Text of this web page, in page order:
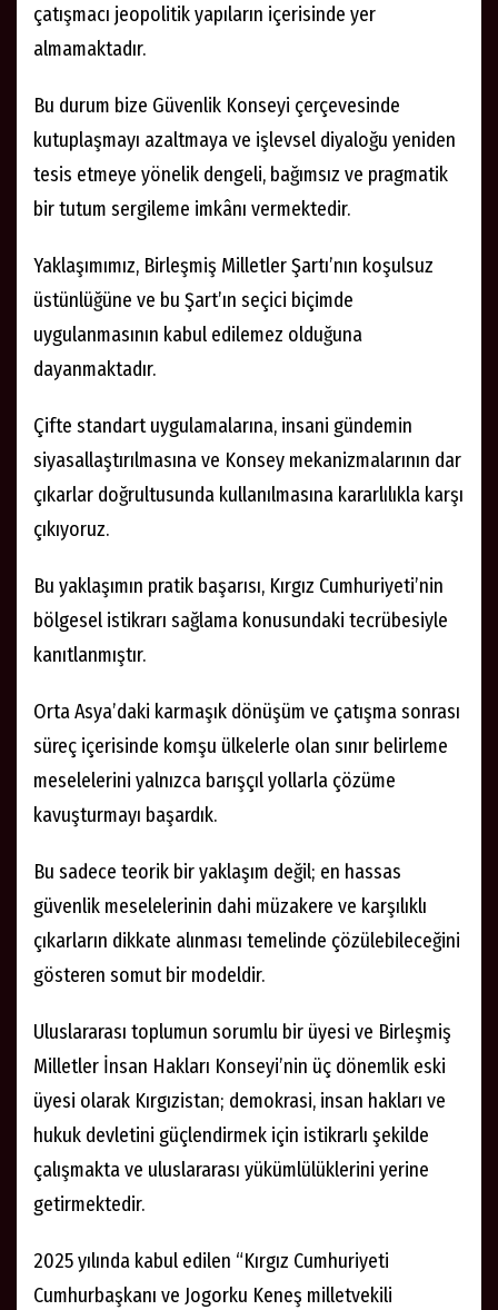
çatışmacı jeopolitik yapıların içerisinde yer
almamaktadır.
Bu durum bize Güvenlik Konseyi çerçevesinde
kutuplaşmayı azaltmaya ve işlevsel diyaloğu yeniden
tesis etmeye yönelik dengeli, bağımsız ve pragmatik
bir tutum sergileme imkânı vermektedir.
Yaklaşımımız, Birleşmiş Milletler Şartı’nın koşulsuz
üstünlüğüne ve bu Şart’ın seçici biçimde
uygulanmasının kabul edilemez olduğuna
dayanmaktadır.
Çifte standart uygulamalarına, insani gündemin
siyasallaştırılmasına ve Konsey mekanizmalarının dar
çıkarlar doğrultusunda kullanılmasına kararlılıkla karşı
çıkıyoruz.
Bu yaklaşımın pratik başarısı, Kırgız Cumhuriyeti’nin
bölgesel istikrarı sağlama konusundaki tecrübesiyle
kanıtlanmıştır.
Orta Asya’daki karmaşık dönüşüm ve çatışma sonrası
süreç içerisinde komşu ülkelerle olan sınır belirleme
meselelerini yalnızca barışçıl yollarla çözüme
kavuşturmayı başardık.
Bu sadece teorik bir yaklaşım değil; en hassas
güvenlik meselelerinin dahi müzakere ve karşılıklı
çıkarların dikkate alınması temelinde çözülebileceğini
gösteren somut bir modeldir.
Uluslararası toplumun sorumlu bir üyesi ve Birleşmiş
Milletler İnsan Hakları Konseyi’nin üç dönemlik eski
üyesi olarak Kırgızistan; demokrasi, insan hakları ve
hukuk devletini güçlendirmek için istikrarlı şekilde
çalışmakta ve uluslararası yükümlülüklerini yerine
getirmektedir.
2025 yılında kabul edilen “Kırgız Cumhuriyeti
Cumhurbaşkanı ve Jogorku Keneş milletvekili